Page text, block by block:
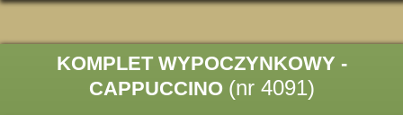
KOMPLET WYPOCZYNKOWY -
CAPPUCCINO (nr 4091)